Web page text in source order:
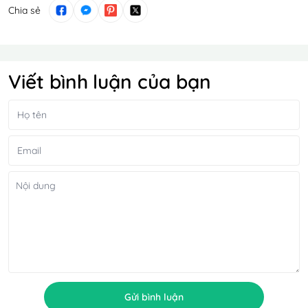
Chia sẻ
Viết bình luận của bạn
Gửi bình luận